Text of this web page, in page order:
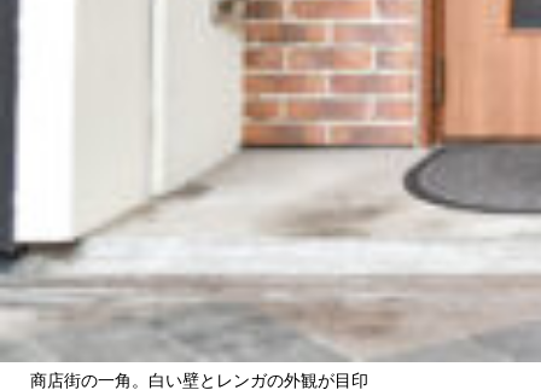
商店街の一角。白い壁とレンガの外観が目印